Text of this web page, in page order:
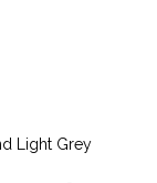
Light Grey